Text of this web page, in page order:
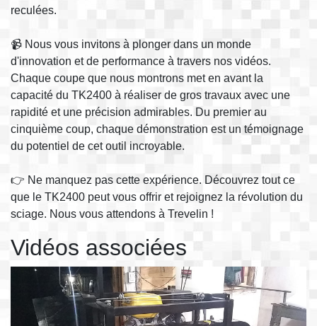
reculées.
📹 Nous vous invitons à plonger dans un monde
d'innovation et de performance à travers nos vidéos.
Chaque coupe que nous montrons met en avant la
capacité du TK2400 à réaliser de gros travaux avec une
rapidité et une précision admirables. Du premier au
cinquième coup, chaque démonstration est un témoignage
du potentiel de cet outil incroyable.
👉 Ne manquez pas cette expérience. Découvrez tout ce
que le TK2400 peut vous offrir et rejoignez la révolution du
sciage. Nous vous attendons à Trevelin !
Vidéos associées